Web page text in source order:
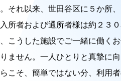
それ以来、世田谷区に５か所
所者および通所者様は約２３
こうした施設でご一緒に働く
ません。一人ひとりと真摯に
こそ、簡単ではない分、利用